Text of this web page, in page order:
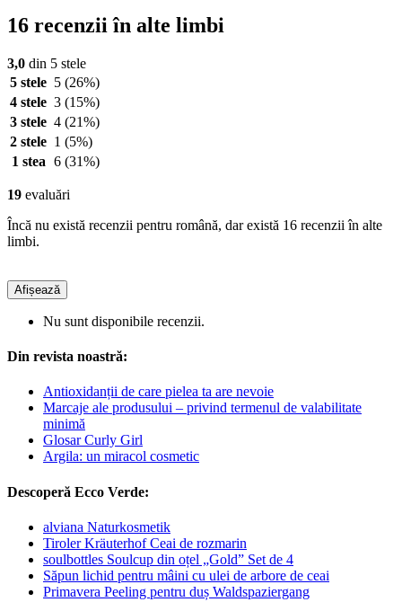
16 recenzii în alte limbi
3,0 din 5 stele
5 stele 5 (26%)
4 stele 3 (15%)
3 stele 4 (21%)
2 stele 1 (5%)
1 stea 6 (31%)
19 evaluări
Încă nu există recenzii pentru română, dar există 16 recenzii în alte
limbi.
Afișează
Nu sunt disponibile recenzii.
Din revista noastră:
Antioxidanții de care pielea ta are nevoie
Marcaje ale produsului – privind termenul de valabilitate
minimă
Glosar Curly Girl
Argila: un miracol cosmetic
Descoperă Ecco Verde:
alviana Naturkosmetik
Tiroler Kräuterhof Ceai de rozmarin
soulbottles Soulcup din oțel „Gold” Set de 4
Săpun lichid pentru mâini cu ulei de arbore de ceai
Primavera Peeling pentru duș Waldspaziergang